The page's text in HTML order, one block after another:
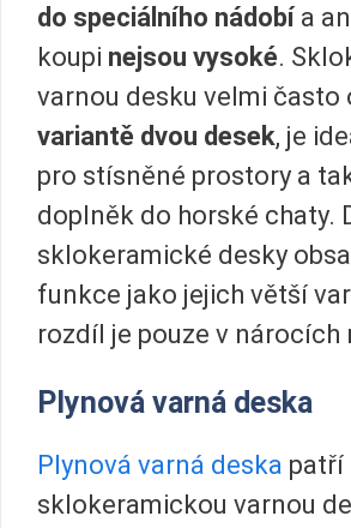
do speciálního nádobí a
koupi nejsou vysoké.
varnou desku velmi často
variantě dvou desek, je
pro stísněné prostory a
doplněk do horské chaty.
sklokeramické desky
funkce jako jejich větší
rozdíl je pouze v nárocích
Plynová varná deska
Plynová varná deska patří
sklokeramickou varnou